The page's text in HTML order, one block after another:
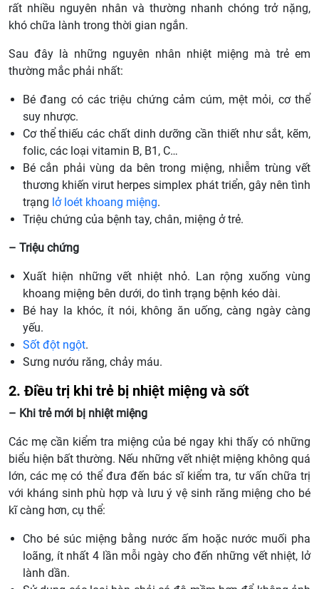
rất nhiều nguyên nhân và thường nhanh chóng trở nặng,
khó chữa lành trong thời gian ngắn.
Sau đây là những nguyên nhân nhiệt miệng mà trẻ em
thường mắc phải nhất:
Bé đang có các triệu chứng cảm cúm, mệt mỏi, cơ thể
suy nhược.
Cơ thể thiếu các chất dinh dưỡng cần thiết như sắt, kẽm,
folic, các loại vitamin B, B1, C…
Bé cắn phải vùng da bên trong miệng, nhiễm trùng vết
thương khiến virut herpes simplex phát triển, gây nên tình
trạng lở loét khoang miệng.
Triệu chứng của bệnh tay, chân, miệng ở trẻ.
– Triệu chứng
Xuất hiện những vết nhiệt nhỏ. Lan rộng xuống vùng
khoang miệng bên dưới, do tình trạng bệnh kéo dài.
Bé hay la khóc, ít nói, không ăn uống, càng ngày càng
yếu.
Sốt đột ngột.
Sưng nướu răng, chảy máu.
2. Điều trị khi trẻ bị nhiệt miệng và sốt
– Khi trẻ mới bị nhiệt miệng
Các mẹ cần kiểm tra miệng của bé ngay khi thấy có những
biểu hiện bất thường. Nếu những vết nhiệt miệng không quá
lớn, các mẹ có thể đưa đến bác sĩ kiểm tra, tư vấn chữa trị
với kháng sinh phù hợp và lưu ý vệ sinh răng miệng cho bé
kĩ càng hơn, cụ thể:
Cho bé súc miệng bằng nước ấm hoặc nước muối pha
loãng, ít nhất 4 lần mỗi ngày cho đến những vết nhiệt, lở
lành dần.